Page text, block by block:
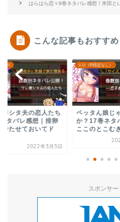
はらはら恋々9巻ネタバレ感想！米田と
こんな記事もおすすめ
R指定なし）
タん娘じゃダメです
17巻ネタバレ感想！
のとこむぎを救出...
エロ（R指定なし）
すばらしき新
ネタバレ感想
行為に没頭し
スポンサー